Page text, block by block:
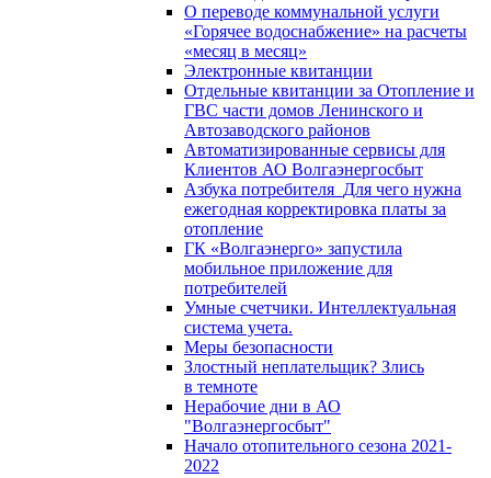
О переводе коммунальной услуги
«Горячее водоснабжение» на расчеты
«месяц в месяц»
Электронные квитанции
Отдельные квитанции за Отопление и
ГВС части домов Ленинского и
Автозаводского районов
Автоматизированные сервисы для
Клиентов АО Волгаэнергосбыт
Азбука потребителя_Для чего нужна
ежегодная корректировка платы за
отопление
ГК «Волгаэнерго» запустила
мобильное приложение для
потребителей
Умные счетчики. Интеллектуальная
система учета.
Меры безопасности
Злостный неплательщик? Злись
в темноте
Нерабочие дни в АО
"Волгаэнергосбыт"
Начало отопительного сезона 2021-
2022